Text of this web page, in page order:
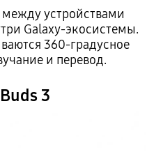
устройствами
Galaxy-экосистемы.
360-градусное
и перевод.
3